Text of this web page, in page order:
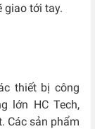
giao tới tay.
thiết bị công
lớn HC Tech,
Các sản phẩm